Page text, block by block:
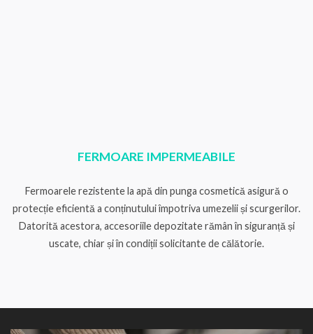
FERMOARE IMPERMEABILE
Fermoarele rezistente la apă din punga cosmetică asigură o
protecție eficientă a conținutului împotriva umezelii și scurgerilor.
Datorită acestora, accesoriile depozitate rămân în siguranță și
uscate, chiar și în condiții solicitante de călătorie.